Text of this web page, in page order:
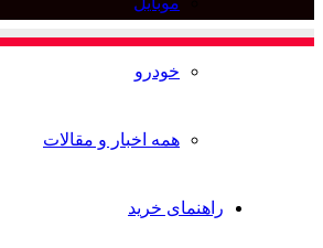
خودرو
همه اخبار و مقالات
راهنمای خرید
برای